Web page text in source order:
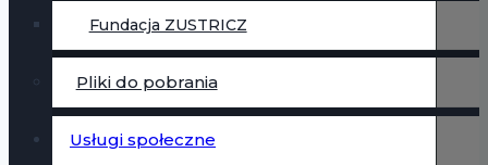
Fundacja ZUSTRICZ
Pliki do pobrania
Usługi społeczne